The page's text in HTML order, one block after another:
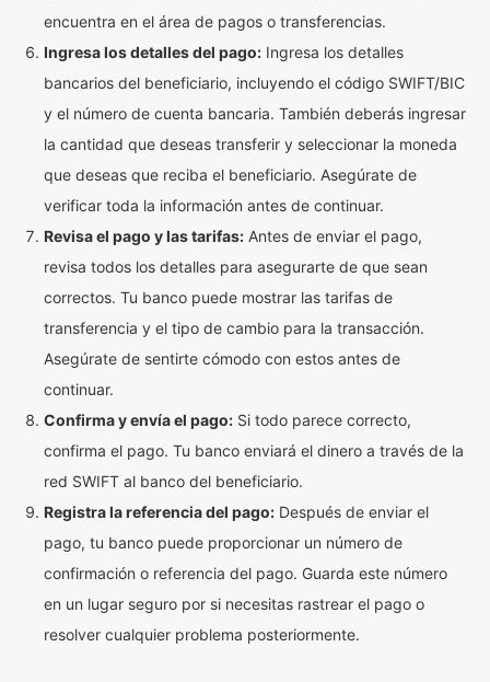
encuentra en el área de pagos o transferencias.
Ingresa los detalles del pago: Ingresa los detalles
bancarios del beneficiario, incluyendo el código SWIFT/BIC
y el número de cuenta bancaria. También deberás ingresar
la cantidad que deseas transferir y seleccionar la moneda
que deseas que reciba el beneficiario. Asegúrate de
verificar toda la información antes de continuar.
Revisa el pago y las tarifas: Antes de enviar el pago,
revisa todos los detalles para asegurarte de que sean
correctos. Tu banco puede mostrar las tarifas de
transferencia y el tipo de cambio para la transacción.
Asegúrate de sentirte cómodo con estos antes de
continuar.
Confirma y envía el pago: Si todo parece correcto,
confirma el pago. Tu banco enviará el dinero a través de la
red SWIFT al banco del beneficiario.
Registra la referencia del pago: Después de enviar el
pago, tu banco puede proporcionar un número de
confirmación o referencia del pago. Guarda este número
en un lugar seguro por si necesitas rastrear el pago o
resolver cualquier problema posteriormente.